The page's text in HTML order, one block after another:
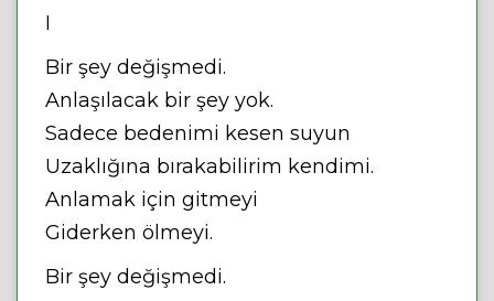
I
Bir şey değişmedi.
Anlaşılacak bir şey yok.
Sadece bedenimi kesen suyun
Uzaklığına bırakabilirim kendimi.
Anlamak için gitmeyi
Giderken ölmeyi.
Bir şey değişmedi.